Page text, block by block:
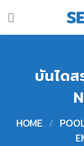
to
บันไดส
HOME /